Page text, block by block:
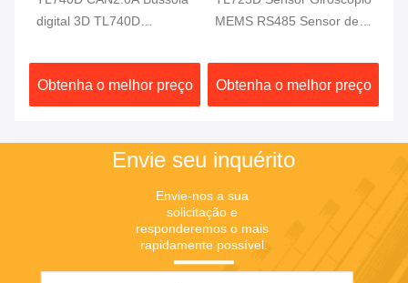
digital 3D TL740D
acelerômetro de 3 eixos
Obtenha o melhor preço
MEMS RS485 Sensor de
100Hz para Condução
Automática
Obtenha o melhor preço
Envie seu inquérito
Envie-nos a sua
solicitação e
responderemos o mais
rapidamente possível.